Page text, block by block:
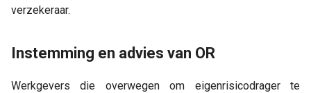
verzekeraar.
Instemming en advies van OR
Werkgevers die overwegen om eigenrisicodrager te